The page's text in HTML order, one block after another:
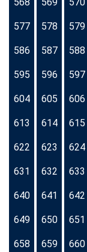
577 578 579
586 587 588
595 596 597
604 605 606
613 614 615
622 623 624
631 632 633
640 641 642
649 650 651
658 659 660